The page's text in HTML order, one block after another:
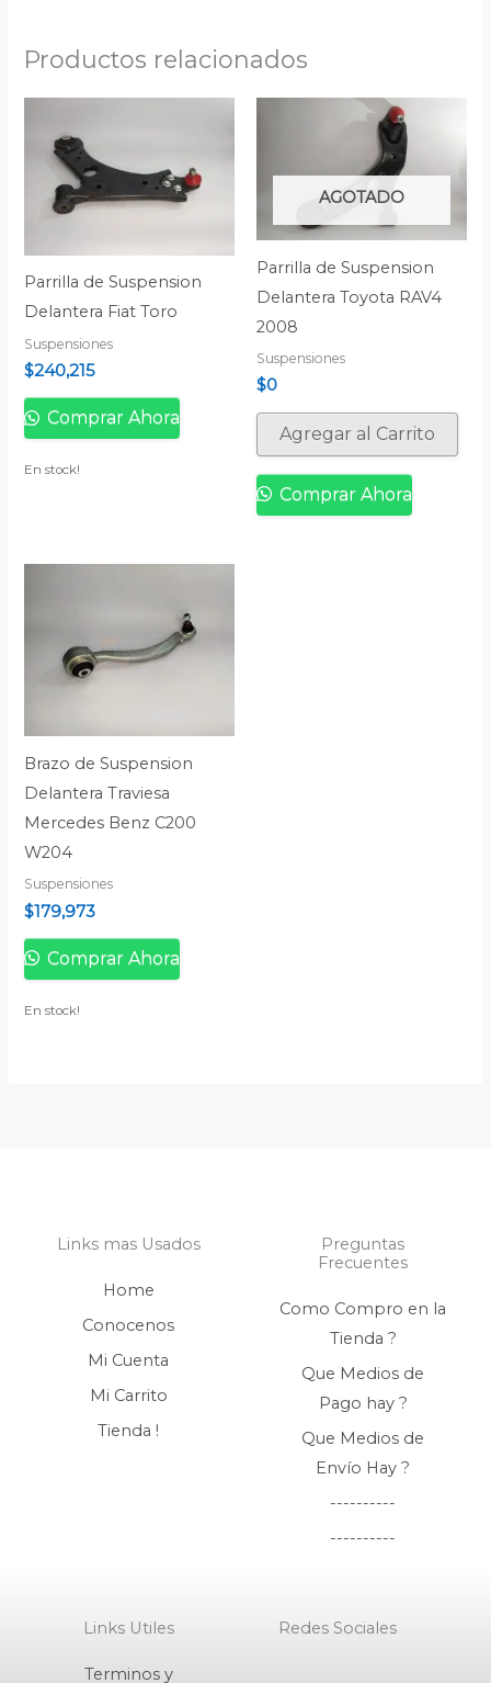
Productos relacionados
Parrilla de Suspension
Delantera Fiat Toro
Suspensiones
$240,215
Comprar Ahora
En stock!
AGOTADO
Parrilla de Suspension
Delantera Toyota RAV4
2008
Suspensiones
$0
Agregar al Carrito
Comprar Ahora
Brazo de Suspension
Delantera Traviesa
Mercedes Benz C200
W204
Suspensiones
$179,973
Comprar Ahora
En stock!
Links mas Usados
Home
Conocenos
Mi Cuenta
Mi Carrito
Tienda !
Preguntas
Frecuentes
Como Compro en la
Tienda ?
Que Medios de
Pago hay ?
Que Medios de
Envío Hay ?
----------
----------
Links Utiles
Terminos y
Redes Sociales